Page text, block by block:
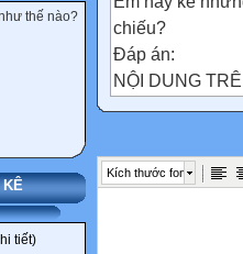
thế nào?
KÊ
tiết)
chiếu?
Đáp án:
NỘI DUNG
+ VĂN BẢN:
+ CÁC TỆP ÂM
Bài 10:
Kích thước font